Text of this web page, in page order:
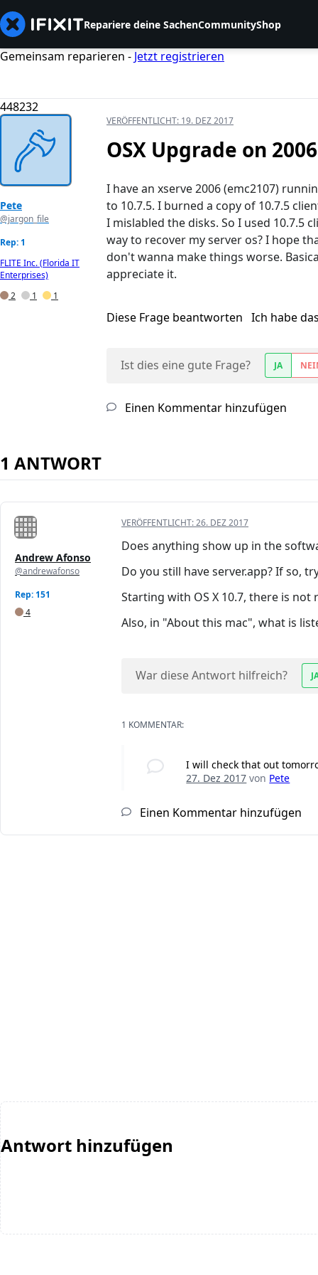
Repariere deine SachenCommunityShop
Gemeinsam reparieren - Jetzt registrieren
448232
Pete
@jargon_file
Rep: 1
FLITE Inc. (Florida IT
Enterprises)
2
1 1
VERÖFFENTLICHT: 19. DEZ 2017
OSX Upgrade on
I have an xserve 2006 (emc2107)
to 10.7.5. I burned a copy of 10.7.5
I mislabled the disks. So I used 10.7.5
way to recover my server os? I hope
don't wanna make things worse.
appreciate it.
Diese Frage beantworten Ich habe
Ist dies eine gute Frage? JA
Einen Kommentar hinzufügen
1 ANTWORT
Andrew Afonso
@andrewafonso
Rep: 151
4
VERÖFFENTLICHT:26. DEZ 2017
Does anything show up in the
Do you still have server.app? If so,
Starting with OS X 10.7, there is
Also, in "About this mac", what is
War diese Antwort hilfreich?
1 KOMMENTAR:
I will check that out
27. Dez 2017 von Pete
Einen Kommentar hinzufügen
Antwort hinzufügen